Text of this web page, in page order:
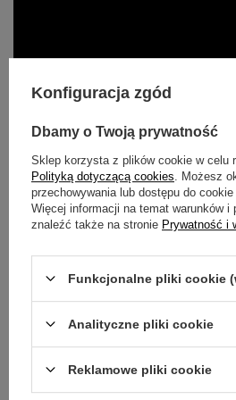
Konfiguracja zgód
Dbamy o Twoją prywatność
Sklep korzysta z plików cookie w celu
Polityką dotyczącą cookies . Możesz
przechowywania lub dostępu do cookie
Więcej informacji na temat warunków i
znaleźć także na stronie Prywatność i
Funkcjonalne pliki cookie
Analityczne pliki cookie
Reklamowe pliki cookie